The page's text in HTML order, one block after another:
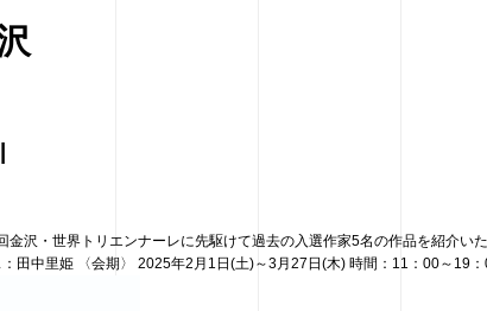
沢・世界トリエンナーレに先駆けて過去の入選作家5名の作品を紹介い
田中里姫 〈会期〉 2025年2月1日(土)～3月27日(木)⁡ 時間：11：00～19